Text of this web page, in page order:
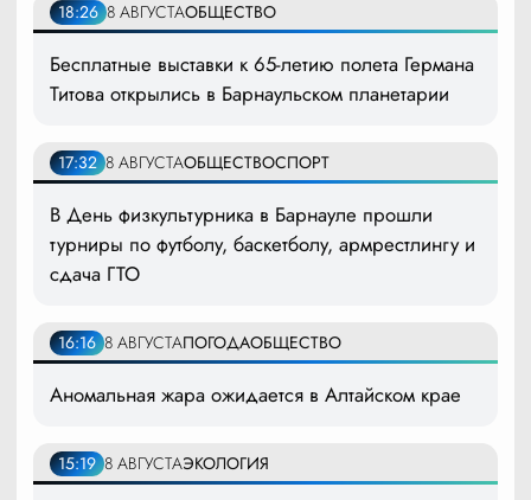
18:26 8 АВГУСТАОБЩЕСТВО
Бесплатные выставки к 65-летию полета Германа
Титова открылись в Барнаульском планетарии
17:32 8 АВГУСТАОБЩЕСТВОСПОРТ
В День физкультурника в Барнауле прошли
турниры по футболу, баскетболу, армрестлингу и
сдача ГТО
16:16 8 АВГУСТАПОГОДАОБЩЕСТВО
Аномальная жара ожидается в Алтайском крае
15:19 8 АВГУСТАЭКОЛОГИЯ